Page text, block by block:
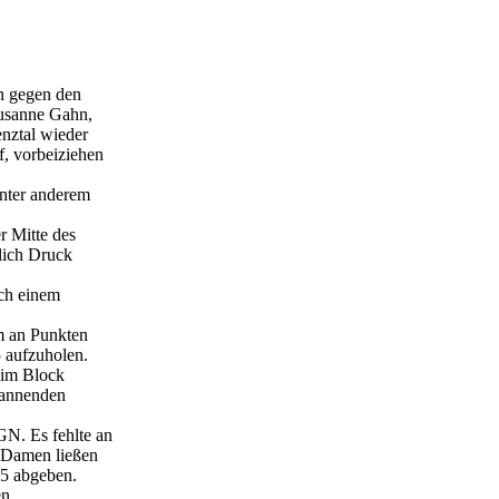
gegen den
Gahn,
wieder
vorbeiziehen
anderem
Mitte des
Druck
einem
an Punkten
aufzuholen.
Block
Es fehlte an
ließen
abgeben.